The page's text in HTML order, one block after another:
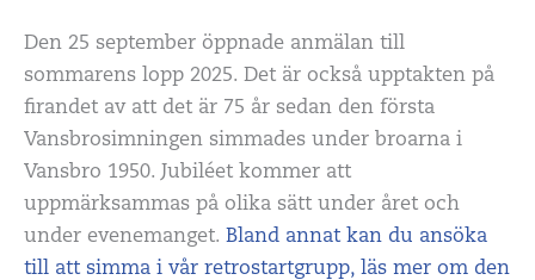
Den 25 september öppnade anmälan till
sommarens lopp 2025. Det är också upptakten på
firandet av att det är 75 år sedan den första
Vansbrosimningen simmades under broarna i
Vansbro 1950. Jubiléet kommer att
uppmärksammas på olika sätt under året och
under evenemanget. Bland annat kan du ansöka
till att simma i vår retrostartgrupp, läs mer om den